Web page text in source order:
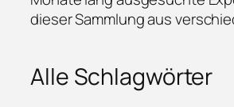
dieser Sammlung aus
Alle Schlagwörter